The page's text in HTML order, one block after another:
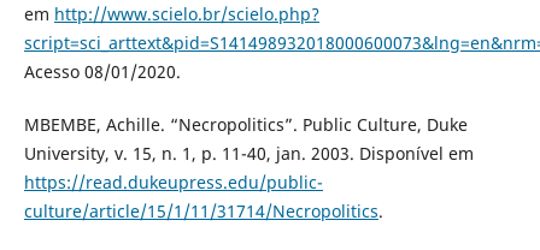
em http://www.scielo.br/scielo.php?
Acesso 08/01/2020.
MBEMBE, Achille. “Necropolitics”. Public Culture, Duke
University, v. 15, n. 1, p. 11-40, jan. 2003. Disponível em
https://read.dukeupress.edu/public-
culture/article/15/1/11/31714/Necropolitics.